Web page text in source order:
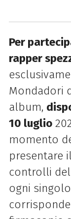
Per
rapper
Mondadori
album,
10 luglio
momento
presentare
controlli
ogni